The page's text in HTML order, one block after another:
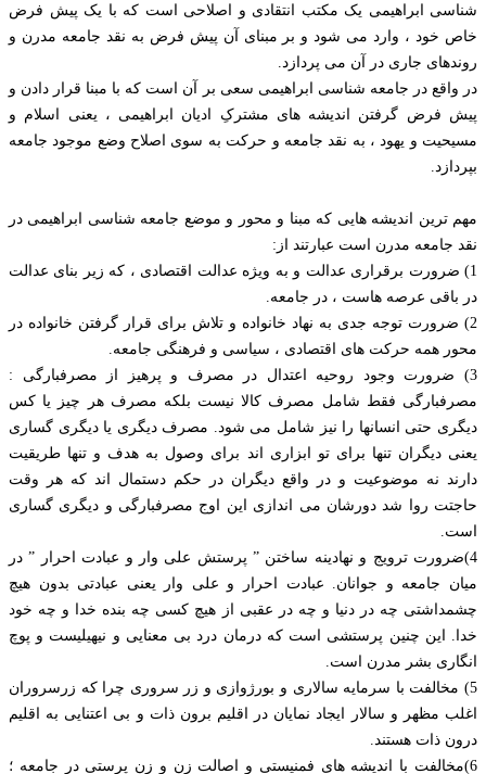
شناسی ابراهیمی یک مکتب انتقادی و اصلاحی است که با یک پیش فرض
خاص خود ، وارد می شود و بر مبنای آن پیش فرض به نقد جامعه مدرن و
روندهای جاری در آن می پردازد.
در واقع در جامعه شناسی ابراهیمی سعی بر آن است که با مبنا قرار دادن و
پیش فرض گرفتن اندیشه های مشترکِ ادیان ابراهیمی ، یعنی اسلام و
مسیحیت و یهود ، به نقد جامعه و حرکت به سوی اصلاح وضع موجود جامعه
بپردازد.
مهم ترین اندیشه هایی که مبنا و محور و موضع جامعه شناسی ابراهیمی در
نقد جامعه مدرن است عبارتند از:
1) ضرورت برقراری عدالت و به ویژه عدالت اقتصادی ، که زیر بنای عدالت
در باقی عرصه هاست ، در جامعه.
2) ضرورت توجه جدی به نهاد خانواده و تلاش برای قرار گرفتن خانواده در
محور همه حرکت های اقتصادی ، سیاسی و فرهنگی جامعه.
3) ضرورت وجود روحیه اعتدال در مصرف و پرهیز از مصرفبارگی :
مصرفبارگی فقط شامل مصرف کالا نیست بلکه مصرف هر چیز یا کس
دیگری حتی انسانها را نیز شامل می شود. مصرف دیگری یا دیگری گساری
یعنی دیگران تنها برای تو ابزاری اند برای وصول به هدف و تنها طریقیت
دارند نه موضوعیت و در واقع دیگران در حکم دستمال اند که هر وقت
حاجتت روا شد دورشان می اندازی این اوج مصرفبارگی و دیگری گساری
است.
4)ضرورت ترویج و نهادینه ساختن ” پرستش علی وار و عبادت احرار ” در
میان جامعه و جوانان. عبادت احرار و علی وار یعنی عبادتی بدون هیچ
چشمداشتی چه در دنیا و چه در عقبی از هیچ کسی چه بنده خدا و چه خود
خدا. این چنین پرستشی است که درمان درد بی معنایی و نیهیلیست و پوچ
انگاری بشر مدرن است.
5) مخالفت با سرمایه سالاری و بورژوازی و زر سروری چرا که زرسروران
اغلب مظهر و سالار ایجاد نمایان در اقلیم برون ذات و بی اعتنایی به اقلیم
درون ذات هستند.
6)مخالفت با اندیشه های فمنیستی و اصالت زن و زن پرستی در جامعه ؛